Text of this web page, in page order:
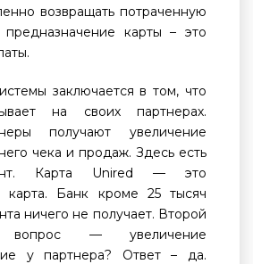
возвращать потраченную
карты – это
заключается в том, что
на своих партнерах.
получают увеличение
чека и продаж. Здесь есть
Карта Unired — это
карта. Банк кроме 25 тысяч
ничего не получает. Второй
вопрос — увеличение
у партнера? Ответ – да.